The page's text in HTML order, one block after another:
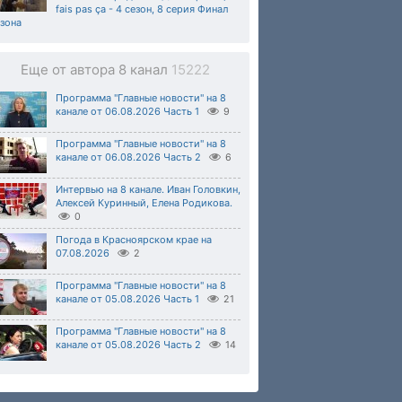
fais pas ça - 4 сезон, 8 серия Финал
Еще от автора 8 канал 15222
Программа "Главные новости" на 8
канале от 06.08.2026 Часть 1
9
Программа "Главные новости" на 8
канале от 06.08.2026 Часть 2
6
Интервью на 8 канале. Иван Головкин,
Алексей Куринный, Елена Родикова.
0
Погода в Красноярском крае на
07.08.2026
2
Программа "Главные новости" на 8
канале от 05.08.2026 Часть 1
21
Программа "Главные новости" на 8
канале от 05.08.2026 Часть 2
14